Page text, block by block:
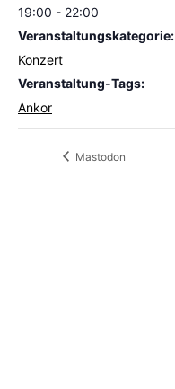
19:00 - 22:00
Veranstaltungskategorie:
Konzert
Veranstaltung-Tags:
Ankor
Mastodon